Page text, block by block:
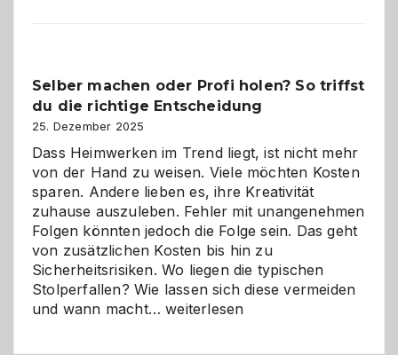
Herausforderungen
und
Zukunft
Selber machen oder Profi holen? So triffst
du die richtige Entscheidung
25. Dezember 2025
Dass Heimwerken im Trend liegt, ist nicht mehr
von der Hand zu weisen. Viele möchten Kosten
sparen. Andere lieben es, ihre Kreativität
zuhause auszuleben. Fehler mit unangenehmen
Folgen könnten jedoch die Folge sein. Das geht
von zusätzlichen Kosten bis hin zu
Sicherheitsrisiken. Wo liegen die typischen
Stolperfallen? Wie lassen sich diese vermeiden
und wann macht…Selber
weiterlesen